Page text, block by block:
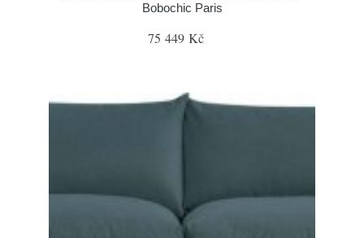
Bobochic Paris
75 449 Kč